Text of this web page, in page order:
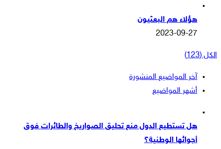
هؤلاء هم البعثيون
2023-09-27
الكل (123)
آخر المواضيع المنشورة
أشهر المواضيع
هل تستطيع الدول منع تحليق الصواريخ والطائرات فوق
أجوائها الوطنية؟